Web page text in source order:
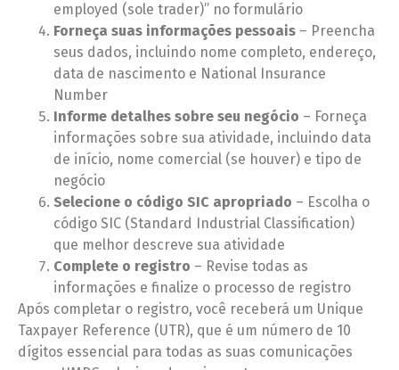
employed (sole trader)” no formulário
Forneça suas informações pessoais – Preencha
seus dados, incluindo nome completo, endereço,
data de nascimento e National Insurance
Number
Informe detalhes sobre seu negócio – Forneça
informações sobre sua atividade, incluindo data
de início, nome comercial (se houver) e tipo de
negócio
Selecione o código SIC apropriado – Escolha o
código SIC (Standard Industrial Classification)
que melhor descreve sua atividade
Complete o registro – Revise todas as
informações e finalize o processo de registro
Após completar o registro, você receberá um Unique
Taxpayer Reference (UTR), que é um número de 10
dígitos essencial para todas as suas comunicações